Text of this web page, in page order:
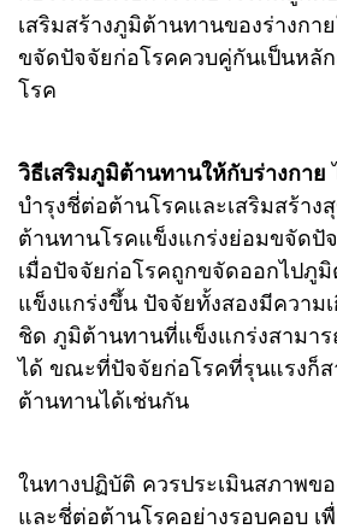
เสริมสร้างภูมิต้านทานของร่างกา
ขจัดปัจจัยก่อโรคควบคู่กันเป็นหลั
โรค
วิธีเสริมภูมิต้านทานให้กับร่างกาย
บำรุงชี่ต่อต้านโรคและเสริมสร้าง
ต้านทานโรคแข็งแกร่งย่อมขจัดปั
เมื่อปัจจัยก่อโรคถูกขจัดออกไปภู
แข็งแกร่งขึ้น ปัจจัยทั้งสองมีความ
ชิด ภูมิต้านทานที่แข็งแกร่งสามา
ได้ ขณะที่ปัจจัยก่อโรคที่รุนแรงก็
ต้านทานได้เช่นกัน
ในทางปฏิบัติ ควรประเมินสภาพข
และชี่ต่อต้านโรคอย่างรอบคอบ เ